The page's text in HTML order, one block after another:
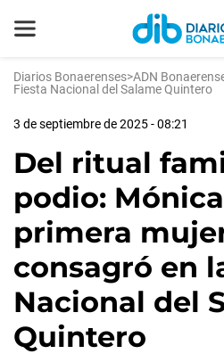
Diarios Bonaerenses>ADN
Fiesta Nacional del Salame Quintero
3 de septiembre de 2025 - 08:21
Del ritual
podio:
primera
consagró en
Nacional del
Quintero